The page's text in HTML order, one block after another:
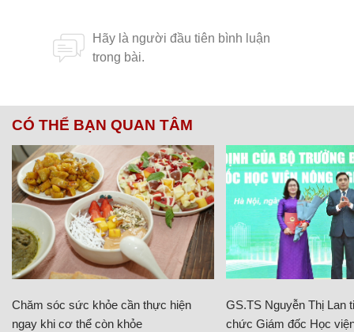
CÓ THỂ BẠN QUAN TÂM
Chăm sóc sức khỏe cần thực hiện
ngay khi cơ thể còn khỏe
GS.TS Nguyễn Thị Lan
chức Giám đốc Học